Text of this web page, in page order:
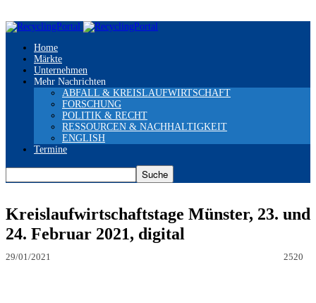
Home
Märkte
Unternehmen
Mehr Nachrichten
ABFALL & KREISLAUFWIRTSCHAFT
FORSCHUNG
POLITIK & RECHT
RESSOURCEN & NACHHALTIGKEIT
ENGLISH
Termine
Kreislaufwirtschaftstage Münster, 23. und
24. Februar 2021, digital
29/01/2021 2520